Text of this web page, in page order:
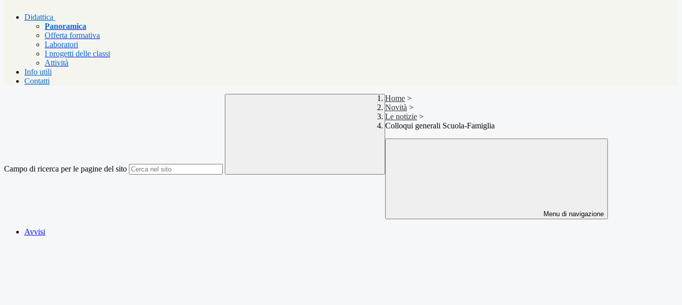
Didattica
Panoramica
Offerta formativa
Laboratori
I progetti delle classi
Attività
Info utili
Contatti
Campo di ricerca per le pagine del sito
Home >
Novità >
Le notizie >
Colloqui generali Scuola-Famiglia
Menu di navigazione
Avvisi